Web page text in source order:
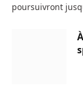
poursuivront